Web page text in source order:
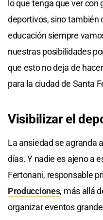
lo que tenga que ver
deportivos, sino también
educación siempre
nuestras posibilidades
que esto no deja de
para la ciudad de Santa
Visibilizar el
La ansiedad se agranda
días. Y nadie es ajeno a
Fertonani, responsable
Producciones, más allá
organizar eventos